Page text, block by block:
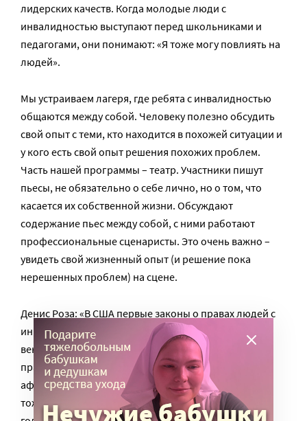
лидерских качеств. Когда молодые люди с
инвалидностью выступают перед школьниками и
педагогами, они понимают: «Я тоже могу повлиять на
людей».
Мы устраиваем лагеря, где ребята с инвалидностью
общаются между собой. Человеку полезно обсудить
свой опыт с теми, кто находится в похожей ситуации и
у кого есть свой опыт решения похожих проблем.
Часть нашей программы – театр. Участники пишут
пьесы, не обязательно о себе лично, но о том, что
касается их собственной жизни. Обсуждают
содержание пьес между собой, с ними работают
профессиональные сценаристы. Это очень важно –
увидеть свой жизненный опыт (и решение пока
нерешенных проблем) на сцене.
Денис Роза: «В США первые законы о правах людей с
инвалидностью были приняты еще в 70-х годах XX
века. Тогда на волне общей борьбы за гражданские
права – в том числе за права женщин,
афроамериканцев – многие люди с инвалидностью
тоже протестовали против дискриминации. В 1977